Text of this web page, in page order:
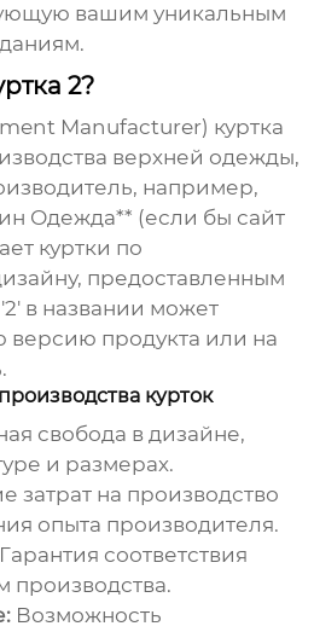
вашим уникальным
2?
Manufacturer) куртка
верхней одежды,
например,
Одежда** (если бы сайт
куртки по
предоставленным
в названии может
версию продукта или на
курток
свобода в дизайне,
и размерах.
затрат на производство
опыта производителя.
Гарантия соответствия
производства.
Возможность